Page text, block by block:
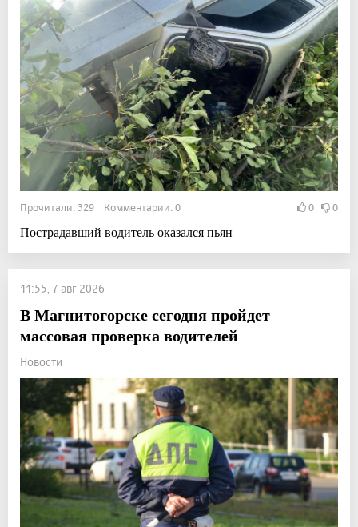
Прочитали: 329 Комментарии: 0 0 0
Пострадавший водитель оказался пьян
11:55, 7 авг 2026
В Магнитогорске сегодня пройдет
массовая проверка водителей
Новости